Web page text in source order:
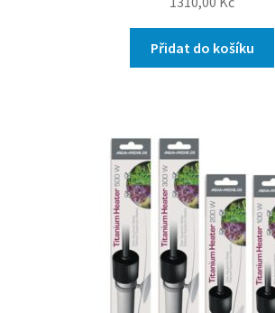
Přidat do košíku